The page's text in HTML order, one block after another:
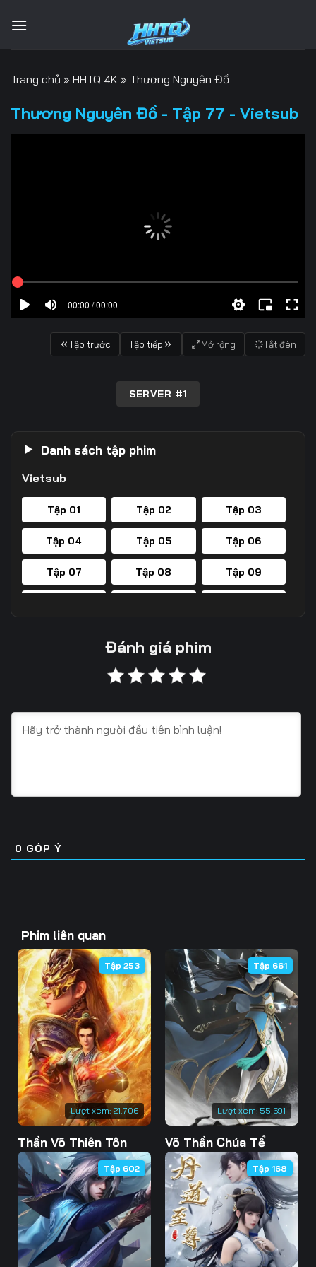
qua
Trang chủ » HHTQ 4K » Thương Nguyên Đồ
Thương Nguyên Đồ - Tập 77 - Vietsub
00:00 / 00:00
Tập trước Tập tiếp Mở rộng Tắt đèn
SERVER #1
Danh sách tập phim
Vietsub
Tập 01 Tập 02 Tập 03
Tập 04 Tập 05 Tập 06
Tập 07 Tập 08 Tập 09
Tập 17
Tập 22 Tập 23
Tập 34
Tập 46 Tập 47 Tập 48
Tập 49 Tập 50 Tập 51
Tập 52 Tập 53 Tập 54
Tập 55 Tập 56 Tập 57
Tập 58 Tập 59 Tập 60
Tập 64 Tập 65 Tập 66
Tập 67 Tập 68 Tập 69
Tập 70 Tập 71 Tập 72
Tập 73 Tập 74 Tập 75
Đánh giá phim
0 GÓP Ý
Phim liên quan
Lượt xem: 21.706
Tập 253
Thần Võ Thiên Tôn
Lượt xem: 55.691
Tập 661
Võ Thần Chúa Tể
Tập 602 Tập 168